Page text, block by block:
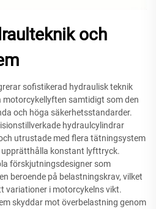
och
sofistikerad hydraulisk teknik
motorcykellyften samtidigt som den
och höga säkerhetsstandarder.
hydraulcylindrar
utrustade med flera tätningsystem
konstant lyfttryck.
förskjutningsdesigner som
beroende på belastningskrav, vilket
variationer i motorcykelns vikt.
skyddar mot överbelastning genom